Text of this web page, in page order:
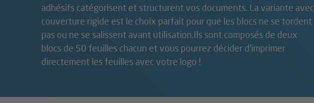
adhésifs catégorisent et structurent vos documents. La variante avec
couverture rigide est le choix parfait pour que les blocs ne se tordent
pas ou ne se salissent avant utilisation.Ils sont composés de deux
blocs de 50 feuilles chacun et vous pourrez décider d'imprimer
directement les feuilles avec votre logo !